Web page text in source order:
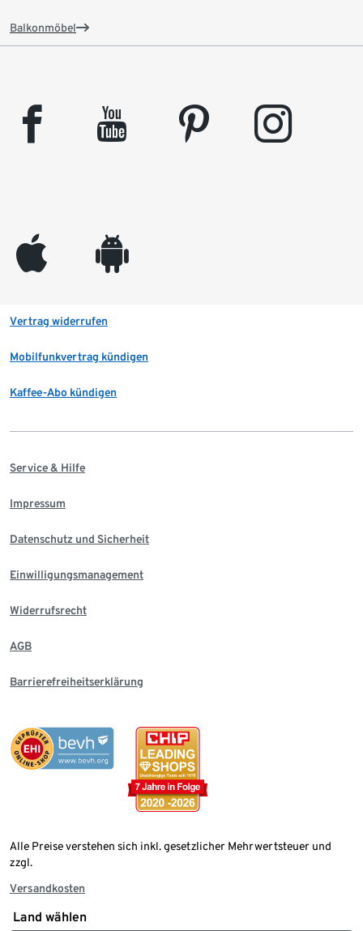
Balkonmöbel
facebook youtube pinterest instagram
appleinc android
Vertrag widerrufen
Mobilfunkvertrag kündigen
Kaffee-Abo kündigen
Service & Hilfe
Impressum
Datenschutz und Sicherheit
Einwilligungsmanagement
Widerrufsrecht
AGB
Barrierefreiheitserklärung
Alle Preise verstehen sich inkl. gesetzlicher Mehrwertsteuer und
zzgl.
Versandkosten
Land wählen